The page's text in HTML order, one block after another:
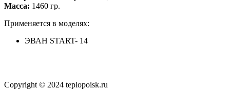
Масса: 1460 гр.
Применяется в моделях:
ЭВАН START- 14
Copyright © 2024 teplopoisk.ru